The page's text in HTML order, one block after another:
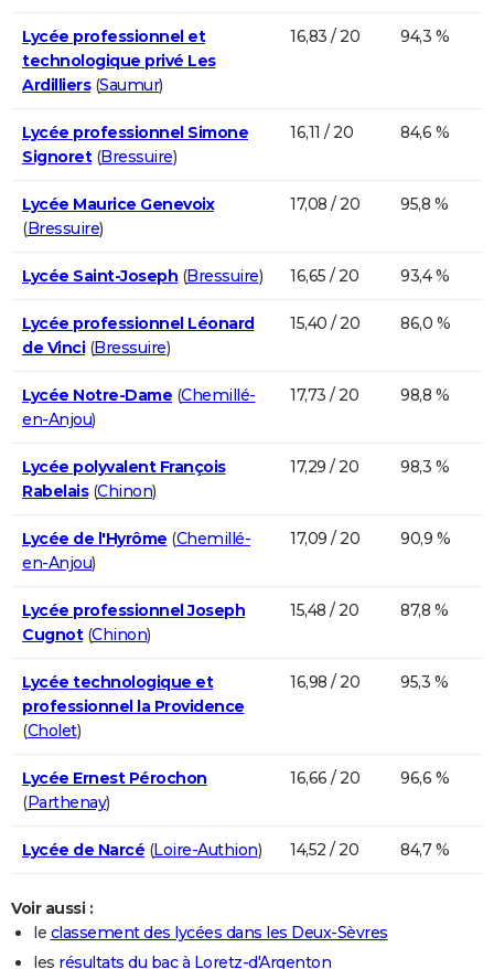
Lycée professionnel et
technologique privé Les
Ardilliers(Saumur)
16,83 / 20 94,3 %
Lycée professionnel Simone
Signoret(Bressuire)
16,11 / 20 84,6 %
Lycée Maurice Genevoix
(Bressuire)
17,08 / 20 95,8 %
Lycée Saint-Joseph (Bressuire) 16,65 / 20 93,4 %
Lycée professionnel Léonard
de Vinci(Bressuire)
15,40 / 20 86,0 %
Lycée Notre-Dame (Chemillé-
en-Anjou)
17,73 / 20 98,8 %
Lycée polyvalent François
Rabelais(Chinon)
17,29 / 20 98,3 %
Lycée de l'Hyrôme (Chemillé-
en-Anjou)
17,09 / 20 90,9 %
Lycée professionnel Joseph
Cugnot(Chinon)
15,48 / 20 87,8 %
Lycée technologique et
professionnel la Providence
(Cholet)
16,98 / 20 95,3 %
Lycée Ernest Pérochon
(Parthenay)
16,66 / 20 96,6 %
Lycée de Narcé (Loire-Authion) 14,52 / 20 84,7 %
Voir aussi :
le classement des lycées dans les Deux-Sèvres
les résultats du bac à Loretz-d'Argenton